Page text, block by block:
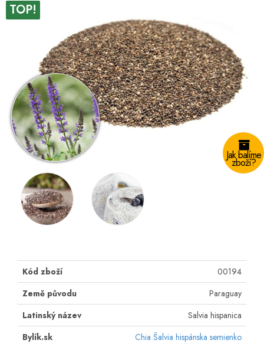
TOP!
Jak balíme
zboží?
Kód zboží
00194
Země původu
Paraguay
Latinský název
Salvia hispanica
Bylík.sk
Chia Šalvia hispánska semienko